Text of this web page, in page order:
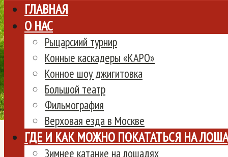
ГЛАВНАЯ
О НАС
Рыцарсиий турнир
Конные каскадеры «КАРО»
Конное шоу джигитовка
Большой театр
Фильмография
Верховая езда в Москве
ГДЕ И КАК МОЖНО ПОКАТАТЬСЯ НА
Зимнее катание на лошадях